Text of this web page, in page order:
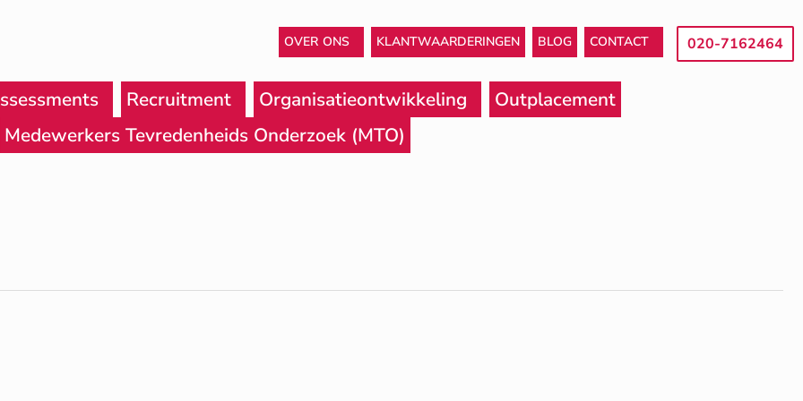
OVER ONS KLANTWAARDERINGEN BLOG CONTACT 020-7162464
Recruitment Organisatieontwikkeling
Outplacement
Medewerkers Tevredenheids Onderzoek (MTO)